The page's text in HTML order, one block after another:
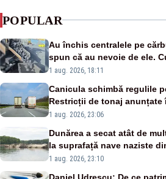
POPULAR
Au închis centralele pe
spun că au nevoie de ele.
vina în plină criză energetică
1 aug. 2026, 18:11
Canicula schimbă regulile
Restricții de tonaj anunțate
județe
1 aug. 2026, 23:06
Dunărea a secat atât de
la suprafață nave naziste
război mondial
1 aug. 2026, 23:10